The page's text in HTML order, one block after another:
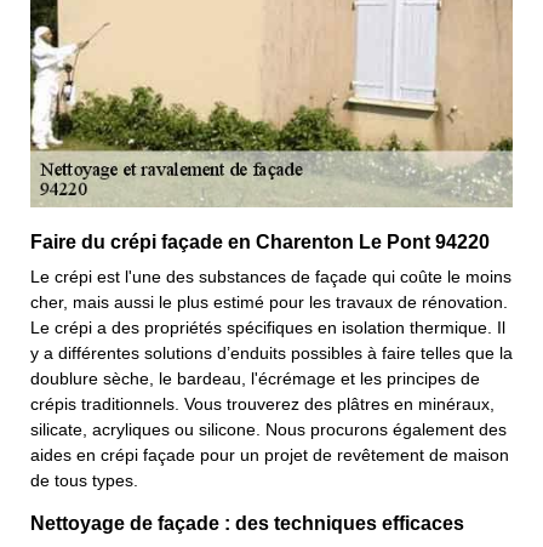
Faire du crépi façade en Charenton Le Pont 94220
Le crépi est l'une des substances de façade qui coûte le moins
cher, mais aussi le plus estimé pour les travaux de rénovation.
Le crépi a des propriétés spécifiques en isolation thermique. Il
y a différentes solutions d’enduits possibles à faire telles que la
doublure sèche, le bardeau, l'écrémage et les principes de
crépis traditionnels. Vous trouverez des plâtres en minéraux,
silicate, acryliques ou silicone. Nous procurons également des
aides en crépi façade pour un projet de revêtement de maison
de tous types.
Nettoyage de façade : des techniques efficaces